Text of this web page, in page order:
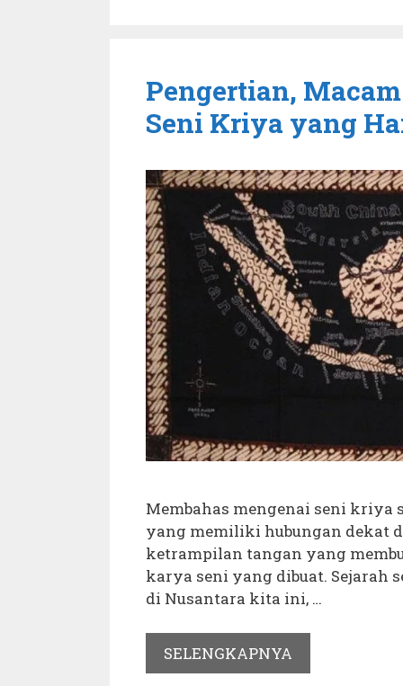
Pengertian,
Seni Kriya yang
Membahas mengenai seni kriya
yang memiliki hubungan dekat
ketrampilan tangan yang
karya seni yang dibuat. Sejarah
di Nusantara kita ini, …
SELENGKAPNYA